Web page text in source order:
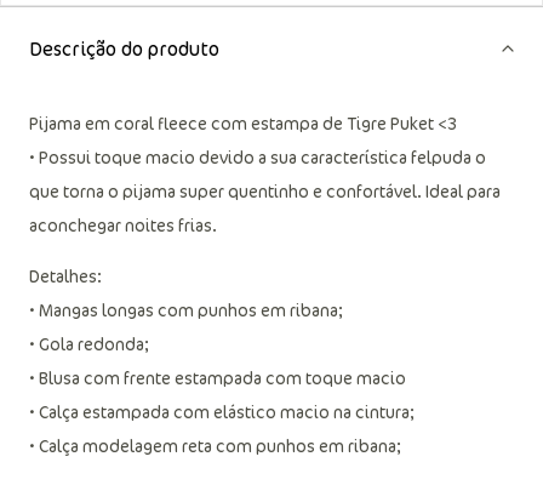
Descrição do produto
Pijama em coral fleece com estampa de Tigre Puket <3
• Possui toque macio devido a sua característica felpuda o
que torna o pijama super quentinho e confortável. Ideal para
aconchegar noites frias.
Detalhes:
• Mangas longas com punhos em ribana;
• Gola redonda;
• Blusa com frente estampada com toque macio
• Calça estampada com elástico macio na cintura;
• Calça modelagem reta com punhos em ribana;